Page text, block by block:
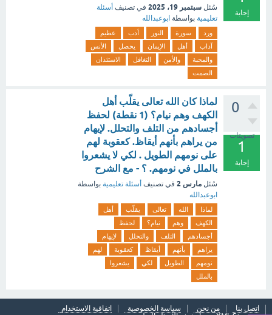
إجابة
سُئل سبتمبر 19، 2025 في تصنيف أسئلة
تعليمية بواسطة ابوعبدالله
ورد سورة النور أدب
عظيم
آداب
أهل الإيمان يحصل
الأنس
والمحبة
والأمن التغافل
الاستئذان
الصمت
0
تصويتات
1
إجابة
لماذا كان الله تعالى يقلّب أهل
الكهف وهم نيام؟ (1 نقطة) لحفظ
أجسادهم من التلف والتحلل. لإيهام
من يراهم بأنهم أيقاظ. كعقوبة لهم
على نومهم الطويل . لكي لا يشعروا
بالملل في نومهم. ؟ - مع الشرح
سُئل مارس 2 في تصنيف أسئلة تعليمية بواسطة
ابوعبدالله
لماذا الله تعالى يقلّب
أهل
الكهف
وهم نيام؟
لحفظ
أجسادهم
التلف والتحلل
لإيهام
يراهم
بأنهم أيقاظ كعقوبة
لهم
نومهم
الطويل لكي
يشعروا
بالملل
اتصل بنا من نحن سياسة الخصوصية
اتفاقية الاستخدام